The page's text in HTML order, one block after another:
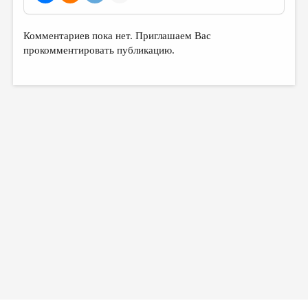
Комментариев пока нет. Приглашаем Вас
прокомментировать публикацию.